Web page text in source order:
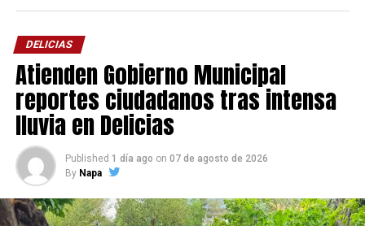
DELICIAS
Atienden Gobierno Municipal
reportes ciudadanos tras intensa
lluvia en Delicias
Published 1 día ago on 07 de agosto de 2026
By Napa